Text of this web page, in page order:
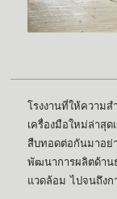
โรงงานที่ให้ความ
เครื่องมือใหม่ล่าสุ
สืบทอดต่อกันมาอย่
พัฒนาการผลิตด้าน
แวดล้อม ไปจนถึงก